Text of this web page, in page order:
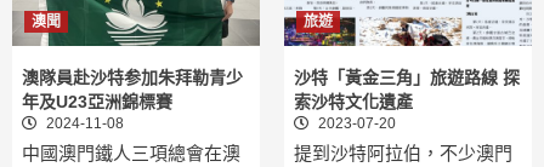
澳聞
澳隊員赴沙特参加朱拜勒青少
年及U23亞洲錦標賽
2024-11-08
中國澳門鐵人三項總會在澳
旅遊
沙特「黃金三角」旅遊路線 探
索沙特文化遺產
2023-07-20
提到沙特阿拉伯，不少澳門